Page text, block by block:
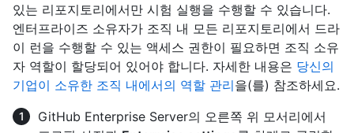
있는 리포지토리에서만 시험 실행을 수행할 수 있습니다.
엔터프라이즈 소유자가 조직 내 모든 리포지토리에서 드라
이 런을 수행할 수 있는 액세스 권한이 필요하면 조직 소유
자 역할이 할당되어 있어야 합니다. 자세한 내용은 당신의
기업이 소유한 조직 내에서의 역할 관리을(를) 참조하세요.
GitHub Enterprise Server의 오른쪽 위 모서리에서